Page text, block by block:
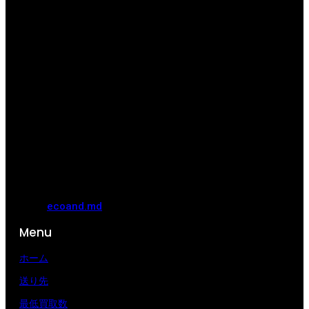
ecoand.md
Menu
ホーム
送り先
最低買取数